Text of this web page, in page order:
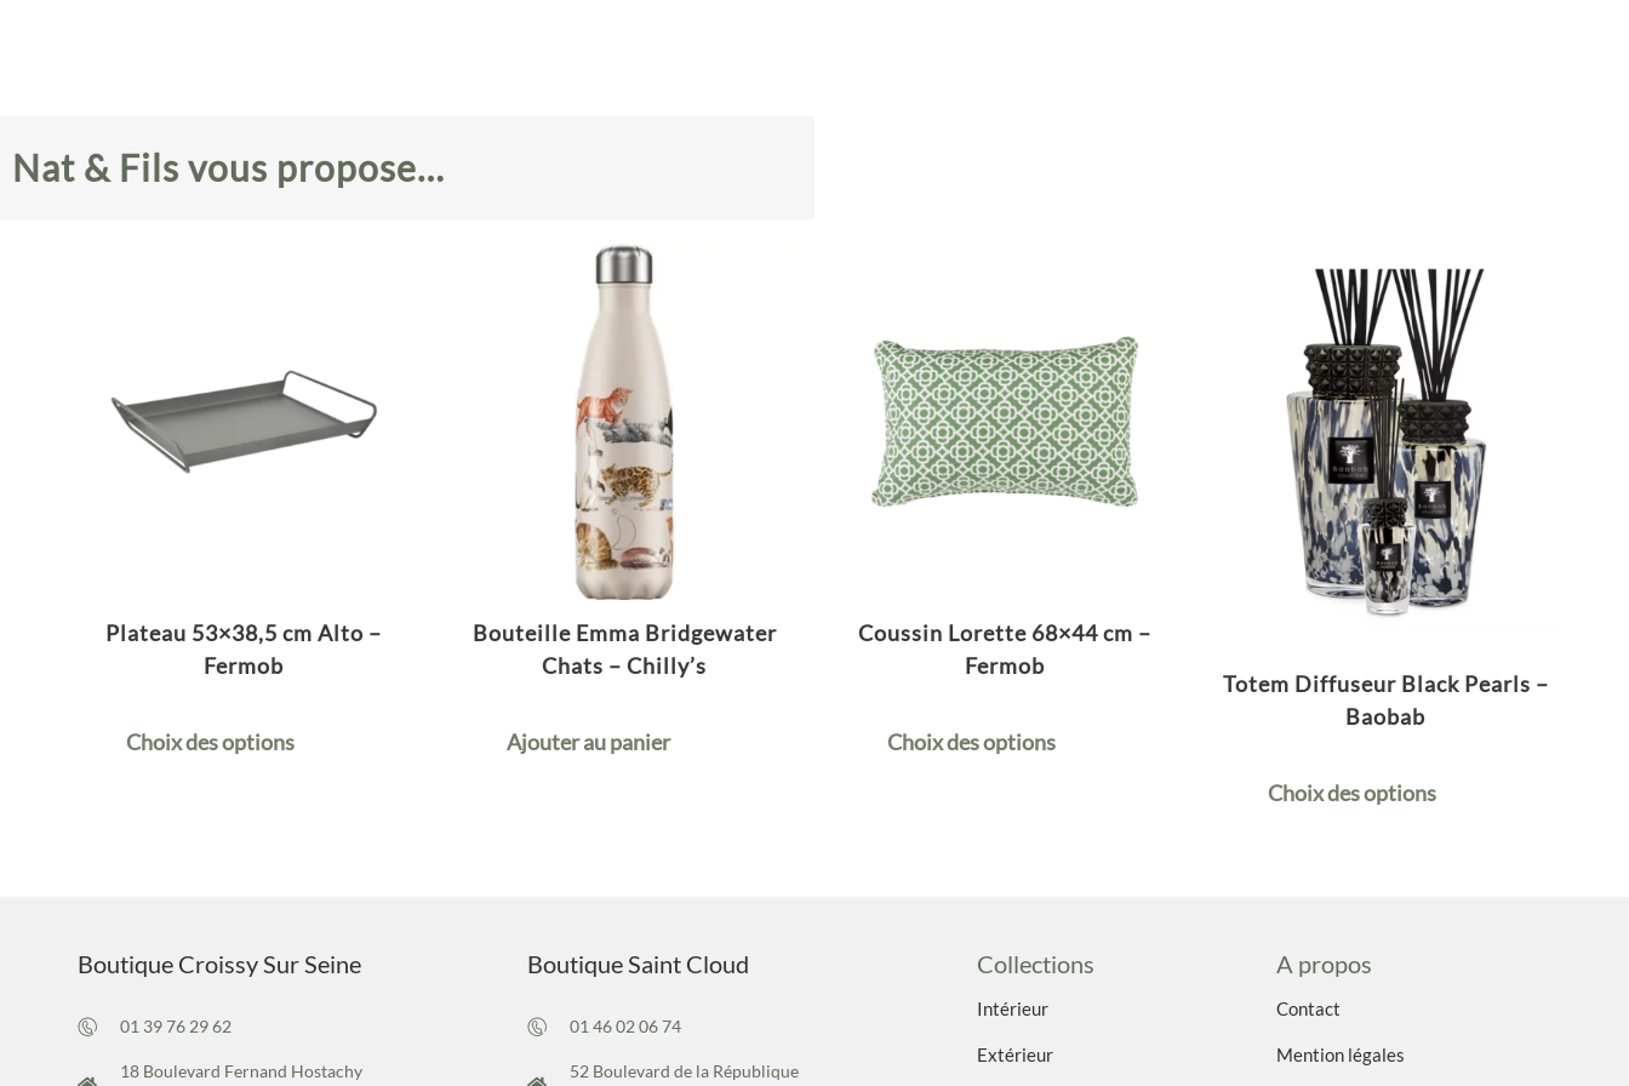
Nat & Fils vous propose…
Plateau 53×38,5 cm Alto –
Fermob
Choix des options
Bouteille Emma Bridgewater
Chats – Chilly’s
Ajouter au panier
Coussin Lorette 68×44 cm –
Fermob
Choix des options
Totem Diffuseur Black Pearls –
Baobab
Choix des options
Boutique Croissy Sur Seine
01 39 76 29 62
18 Boulevard Fernand Hostachy
Boutique Saint Cloud
01 46 02 06 74
52 Boulevard de la République
Collections
Intérieur
Extérieur
A propos
Contact
Mention légales